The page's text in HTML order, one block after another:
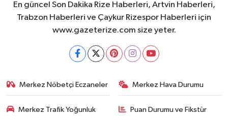
En güncel Son Dakika Rize Haberleri, Artvin Haberleri,
Trabzon Haberleri ve Çaykur Rizespor Haberleri için
www.gazeterize.com size yeter.
Merkez Nöbetçi Eczaneler Merkez Hava Durumu
Merkez Trafik Yoğunluk
Puan Durumu ve Fikstür